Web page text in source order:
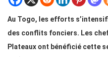
Au Togo, les efforts
des conflits fonciers. Les
Plateaux ont bénéficié cette